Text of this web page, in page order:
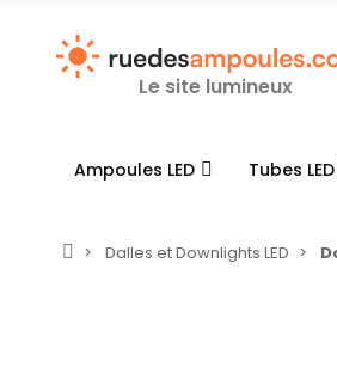
Le site lumineux
Ampoules LED Tubes LED
Dalles et Downlights LED